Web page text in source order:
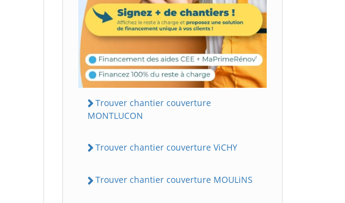
Trouver chantier couverture
MONTLUCON
Trouver chantier couverture ViCHY
Trouver chantier couverture MOULiNS